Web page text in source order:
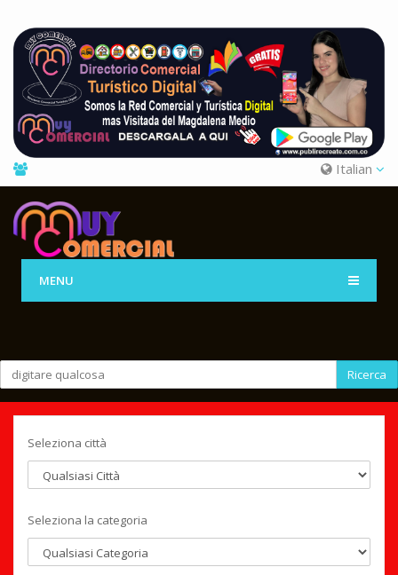
Italian
MENU
Ricerca
Seleziona città
Seleziona la categoria